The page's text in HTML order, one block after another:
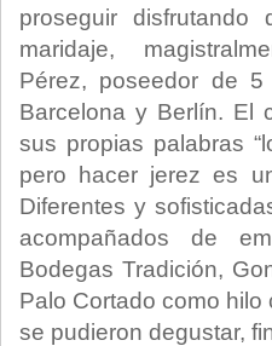
proseguir
maridaje,
Pérez, poseedor de
Barcelona y Berlín. El
sus propias palabras
pero hacer jerez es
Diferentes y
acompañados de
Bodegas Tradición,
Palo Cortado como
se pudieron degustar,